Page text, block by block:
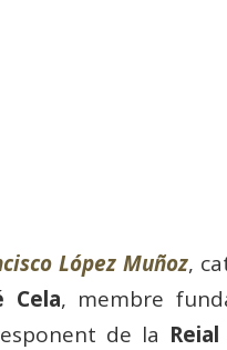
López Muñoz,
Cela, membre
de la